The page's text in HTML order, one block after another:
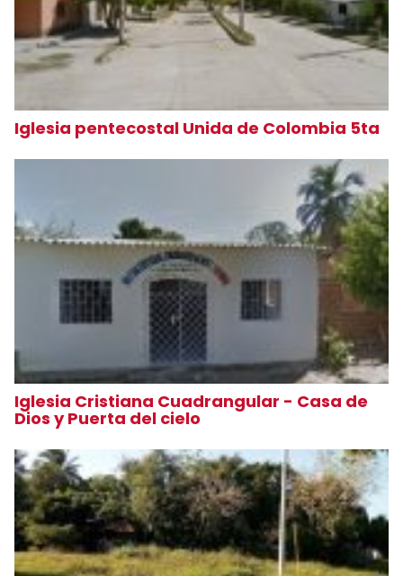
Iglesia pentecostal Unida de Colombia 5ta
Iglesia Cristiana Cuadrangular - Casa de
Dios y Puerta del cielo